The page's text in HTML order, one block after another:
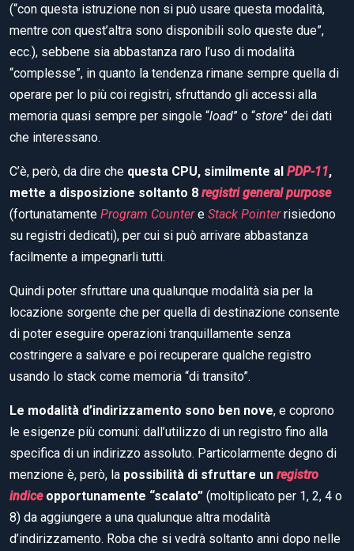
(“con questa istruzione non si può usare questa modalità,
mentre con quest’altra sono disponibili solo queste due”,
ecc.), sebbene sia abbastanza raro l’uso di modalità
“complesse”, in quanto la tendenza rimane sempre quella di
operare per lo più coi registri, sfruttando gli accessi alla
memoria quasi sempre per singole “load” o “store” dei dati
che interessano.
C’è, però, da dire che questa CPU, similmente al PDP-11,
mette a disposizione soltanto 8 registri general purpose
(fortunatamente Program Countere Stack Pointerrisiedono
su registri dedicati), per cui si può arrivare abbastanza
facilmente a impegnarli tutti.
Quindi poter sfruttare una qualunque modalità sia per la
locazione sorgente che per quella di destinazione consente
di poter eseguire operazioni tranquillamente senza
costringere a salvare e poi recuperare qualche registro
usando lo stack come memoria “di transito”.
Le modalità d’indirizzamento sono ben nove, e coprono
le esigenze più comuni: dall’utilizzo di un registro fino alla
specifica di un indirizzo assoluto. Particolarmente degno di
menzione è, però, la possibilità di sfruttare un registro
indiceopportunamente “scalato” (moltiplicato per 1, 2, 4 o
8) da aggiungere a una qualunque altra modalità
d’indirizzamento. Roba che si vedrà soltanto anni dopo nelle